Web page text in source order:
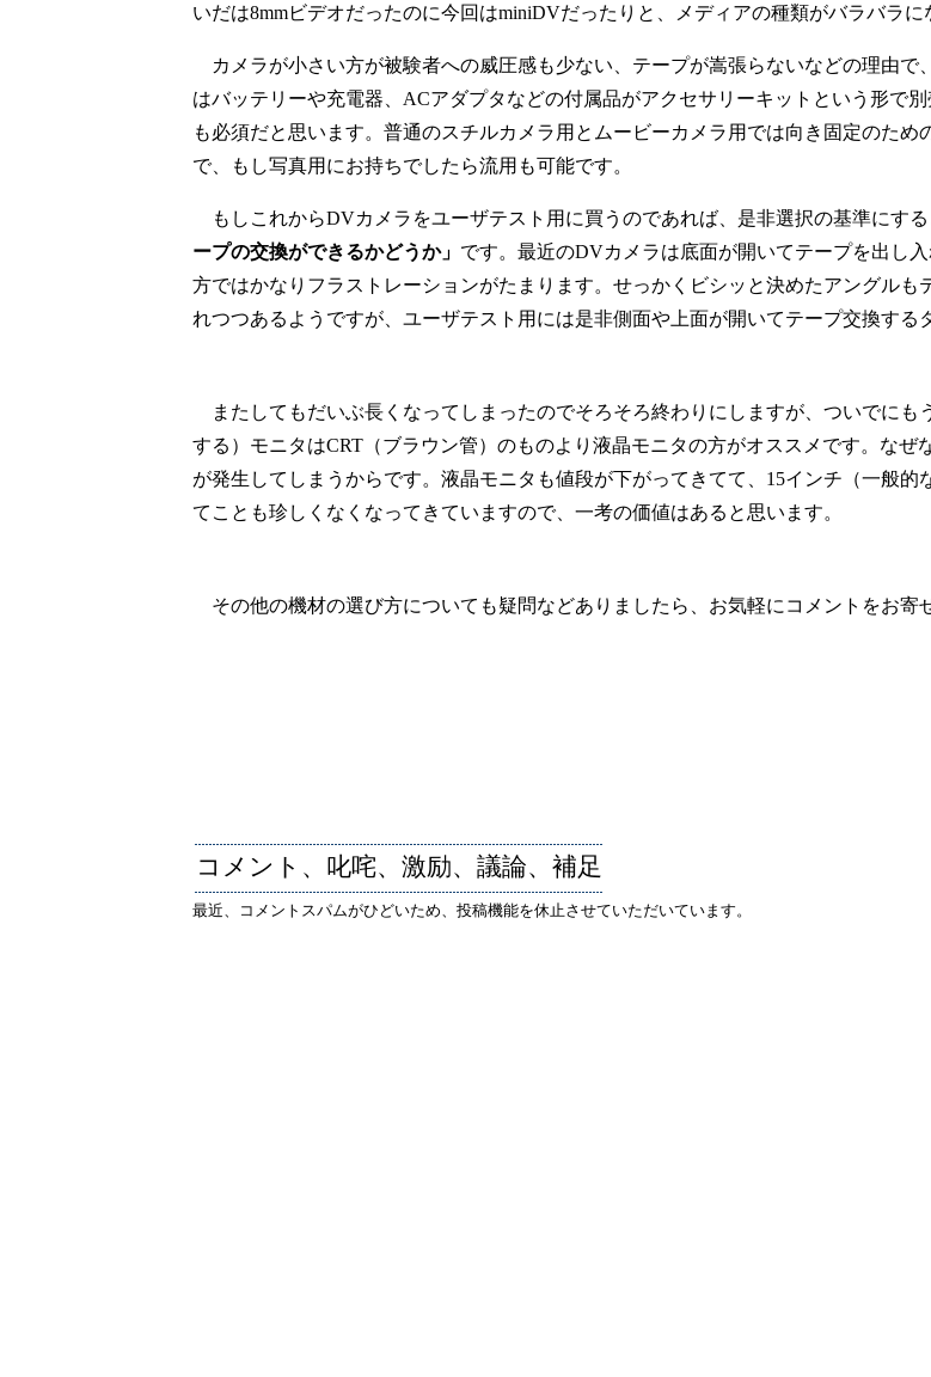
いだは8mmビデオだったのに今回はminiDVだったりと、メディアの種類がバラバラに
カメラが小さい方が被験者への威圧感も少ない、テープが嵩張らないなどの理由
はバッテリーや充電器、ACアダプタなどの付属品がアクセサリーキットという形で
も必須だと思います。普通のスチルカメラ用とムービーカメラ用では向き固定のた
で、もし写真用にお持ちでしたら流用も可能です。
もしこれからDVカメラをユーザテスト用に買うのであれば、是非選択の基準にす
ープの交換ができるかどうか」 です。最近のDVカメラは底面が開いてテープを出し
方ではかなりフラストレーションがたまります。せっかくビシッと決めたアングル
れつつあるようですが、ユーザテスト用には是非側面や上面が開いてテープ交換する
またしてもだいぶ長くなってしまったのでそろそろ終わりにしますが、ついでにも
する）モニタはCRT（ブラウン管）のものより液晶モニタの方がオススメです。な
が発生してしまうからです。液晶モニタも値段が下がってきてて、15インチ（一般
てことも珍しくなくなってきていますので、一考の価値はあると思います。
その他の機材の選び方についても疑問などありましたら、お気軽にコメントをお寄
コメント、叱咤、激励、議論、補足
最近、コメントスパムがひどいため、投稿機能を休止させていただいています。